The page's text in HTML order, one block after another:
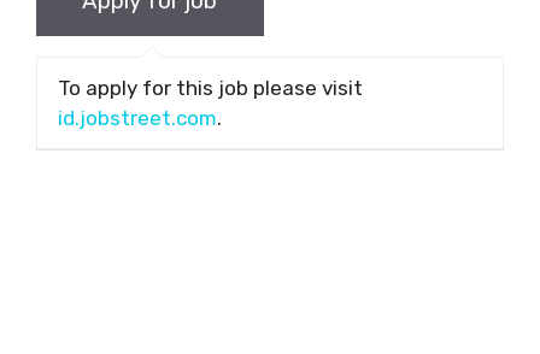
To apply for this job please visit
id.jobstreet.com.